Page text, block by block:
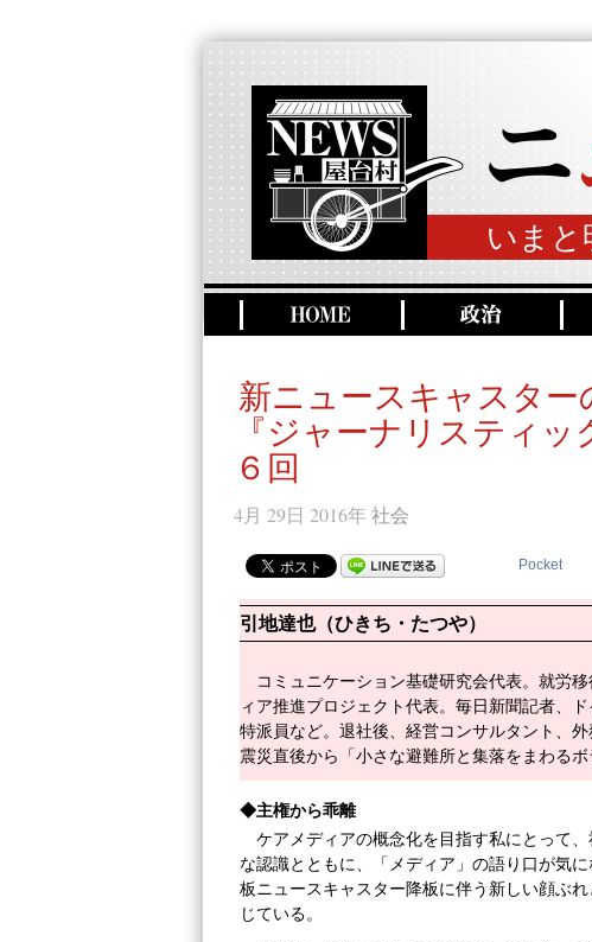
いまと
新ニュースキャスター
『ジャーナリスティ
６回
4月 29日 2016年 社会
Pocket
引地達也（ひきち・たつや）
コミュニケーション基礎研究会代表。就労
ィア推進プロジェクト代表。毎日新聞記者、
特派員など。退社後、経営コンサルタント、
震災直後から「小さな避難所と集落をまわるボ
◆主権から乖離
ケアメディアの概念化を目指す私にとって
な認識とともに、「メディア」の語り口が気
板ニュースキャスター降板に伴う新しい顔ぶ
じている。